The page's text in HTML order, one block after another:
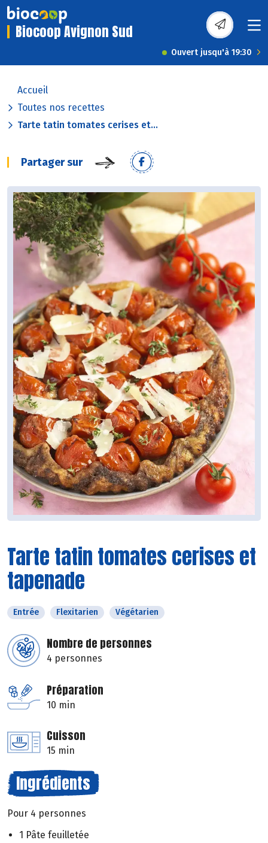
Biocoop Avignon Sud
Ouvert jusqu'à 19:30
Accueil
Toutes nos recettes
Tarte tatin tomates cerises et...
Partager sur
Tarte tatin tomates cerises et
tapenade
Entrée Flexitarien Végétarien
Nombre de personnes
4 personnes
Préparation
10 min
Cuisson
15 min
Ingrédients
Pour 4 personnes
1 Pâte feuilletée